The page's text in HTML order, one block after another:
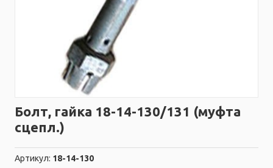
Болт, гайка 18-14-130/131 (муфта
сцепл.)
Артикул: 18-14-130